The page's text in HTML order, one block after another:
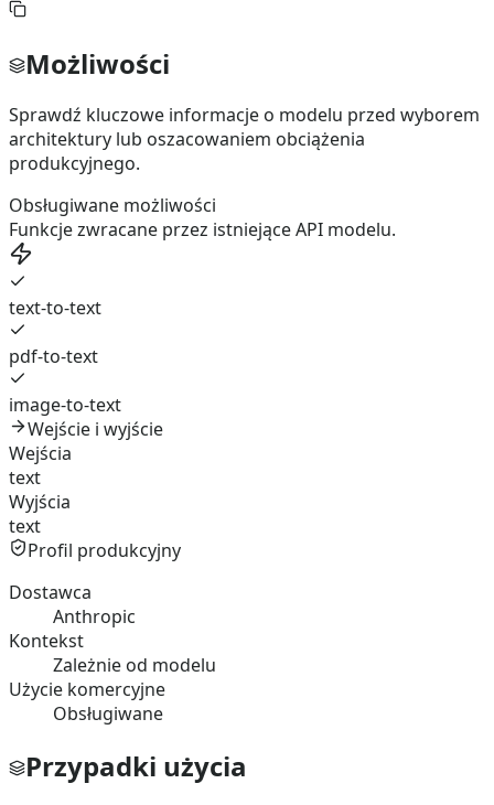
Możliwości
Sprawdź kluczowe informacje o modelu przed wyborem
architektury lub oszacowaniem obciążenia
produkcyjnego.
Obsługiwane możliwości
Funkcje zwracane przez istniejące API modelu.
text-to-text
pdf-to-text
image-to-text
Wejście i wyjście
Wejścia
text
Wyjścia
text
Profil produkcyjny
Dostawca
Anthropic
Kontekst
Zależnie od modelu
Użycie komercyjne
Obsługiwane
Przypadki użycia